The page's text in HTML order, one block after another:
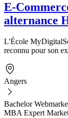
E-
alternance
L'École
reconnu pour son
Angers
Bachelor
MBA Expert